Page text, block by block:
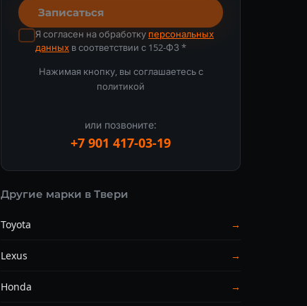
Записаться
Я согласен на обработку персональных
данных в соответствии с 152-ФЗ *
Нажимая кнопку, вы соглашаетесь с
политикой
или позвоните:
+7 901 417-03-19
Другие марки в Твери
Toyota →
Lexus →
Honda →